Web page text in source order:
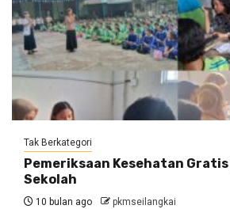
Tak Berkategori
Pemeriksaan Kesehatan Gratis
Sekolah
10 bulan ago pkmseilangkai